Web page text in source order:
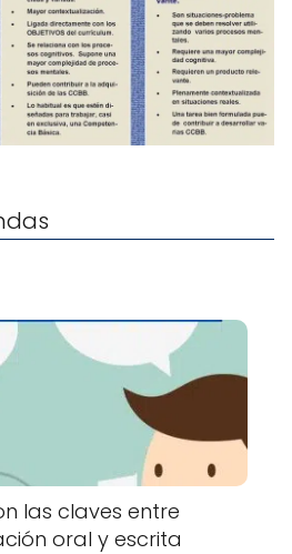
las claves entre
oral y escrita